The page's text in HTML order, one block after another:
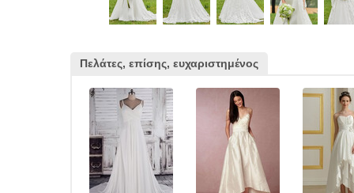
Πελάτες, επίσης, ευχαριστημένος